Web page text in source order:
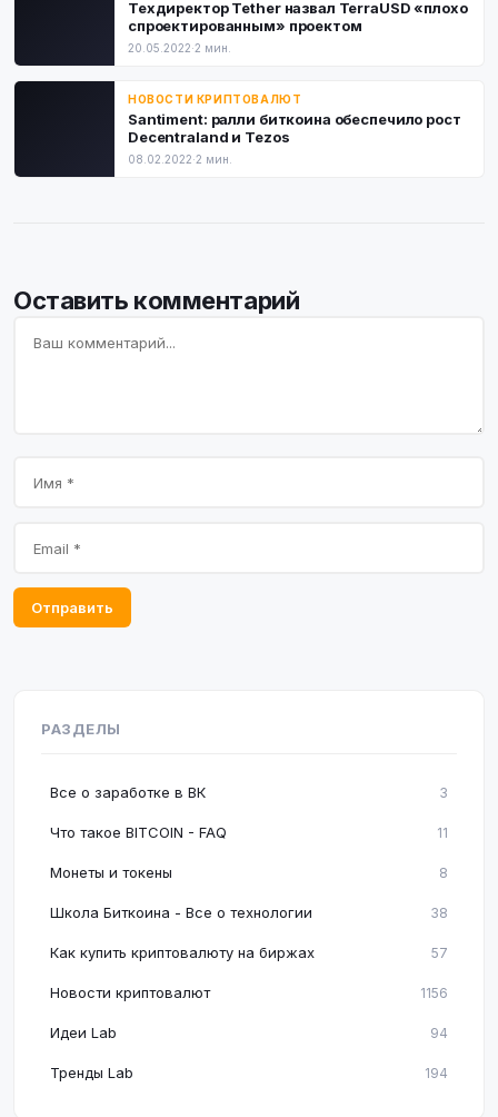
Техдиректор Tether назвал TerraUSD «плохо
спроектированным» проектом
20.05.2022·2 мин.
НОВОСТИ КРИПТОВАЛЮТ
Santiment: ралли биткоина обеспечило рост
Decentraland и Tezos
08.02.2022·2 мин.
Оставить комментарий
Отправить
РАЗДЕЛЫ
Все о заработке в ВК 3
Что такое BITCOIN - FAQ 11
Монеты и токены 8
Школа Биткоина - Все о технологии 38
Как купить криптовалюту на биржах 57
Новости криптовалют 1156
Идеи Lab 94
Тренды Lab 194